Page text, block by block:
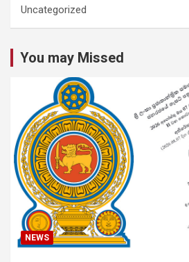
Uncategorized
You may Missed
NEWS